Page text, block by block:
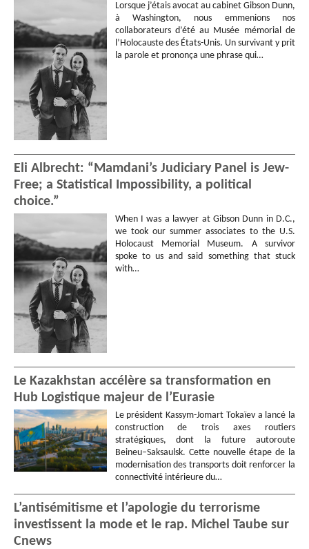
Lorsque j’étais avocat au cabinet Gibson Dunn,
à Washington, nous emmenions nos
collaborateurs d’été au Musée mémorial de
l’Holocauste des États-Unis. Un survivant y prit
la parole et prononça une phrase qui…
Eli Albrecht: “Mamdani’s Judiciary Panel is Jew-
Free; a Statistical Impossibility, a political
choice.”
When I was a lawyer at Gibson Dunn in D.C.,
we took our summer associates to the U.S.
Holocaust Memorial Museum. A survivor
spoke to us and said something that stuck
with…
Le Kazakhstan accélère sa transformation en
Hub Logistique majeur de l’Eurasie
Le président Kassym-Jomart Tokaïev a lancé la
construction de trois axes routiers
stratégiques, dont la future autoroute
Beineu–Saksaulsk. Cette nouvelle étape de la
modernisation des transports doit renforcer la
connectivité intérieure du…
L’antisémitisme et l’apologie du terrorisme
investissent la mode et le rap. Michel Taube sur
Cnews